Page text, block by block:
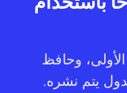
باستخدام
وحافظ
يتم نشره.